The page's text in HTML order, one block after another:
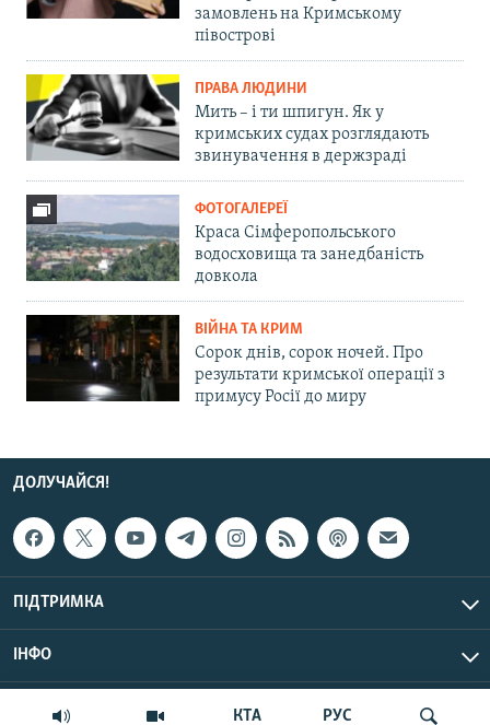
КТА РУС
замовлень на Кримському
півострові
ПРАВА ЛЮДИНИ
Мить – і ти шпигун. Як у
кримських судах розглядають
звинувачення в держзраді
ФОТОГАЛЕРЕЇ
Краса Сімферопольського
водосховища та занедбаність
довкола
ВІЙНА ТА КРИМ
Сорок днів, сорок ночей. Про
результати кримської операції з
примусу Росії до миру
ДОЛУЧАЙСЯ!
ПІДТРИМКА
ІНФО
© Крим.Реалії, 2026 | Усі права застережено.